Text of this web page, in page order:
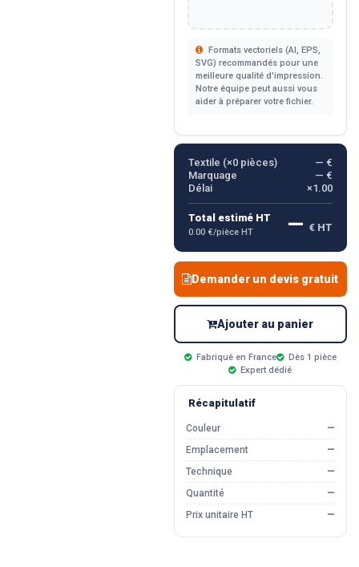
Formats vectoriels (AI, EPS,
SVG) recommandés pour une
meilleure qualité d'impression.
Notre équipe peut aussi vous
aider à préparer votre fichier.
Textile (×0pièces)
— €
Marquage
— €
Délai
×1.00
Total estimé HT
0.00 €/pièce HT — € HT
Demander un devis gratuit
Ajouter au panier
Fabriqué en France
Dès 1 pièce
Expert dédié
Récapitulatif
Couleur
—
Emplacement
—
Technique
—
Quantité
—
Prix unitaire HT
—